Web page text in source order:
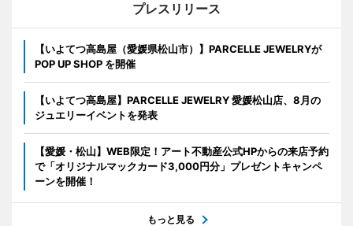
プレスリリース
【いよてつ高島屋（愛媛県松山市）】PARCELLE JEWELRYが
POP UP SHOP を開催
【いよてつ高島屋】PARCELLE JEWELRY 愛媛松山店、8月の
ジュエリーイベントを発表
【愛媛・松山】WEB限定！アート不動産公式HPからの来店予約
で「オリジナルマックカード3,000円分」プレゼントキャンペ
ーンを開催！
もっと見る